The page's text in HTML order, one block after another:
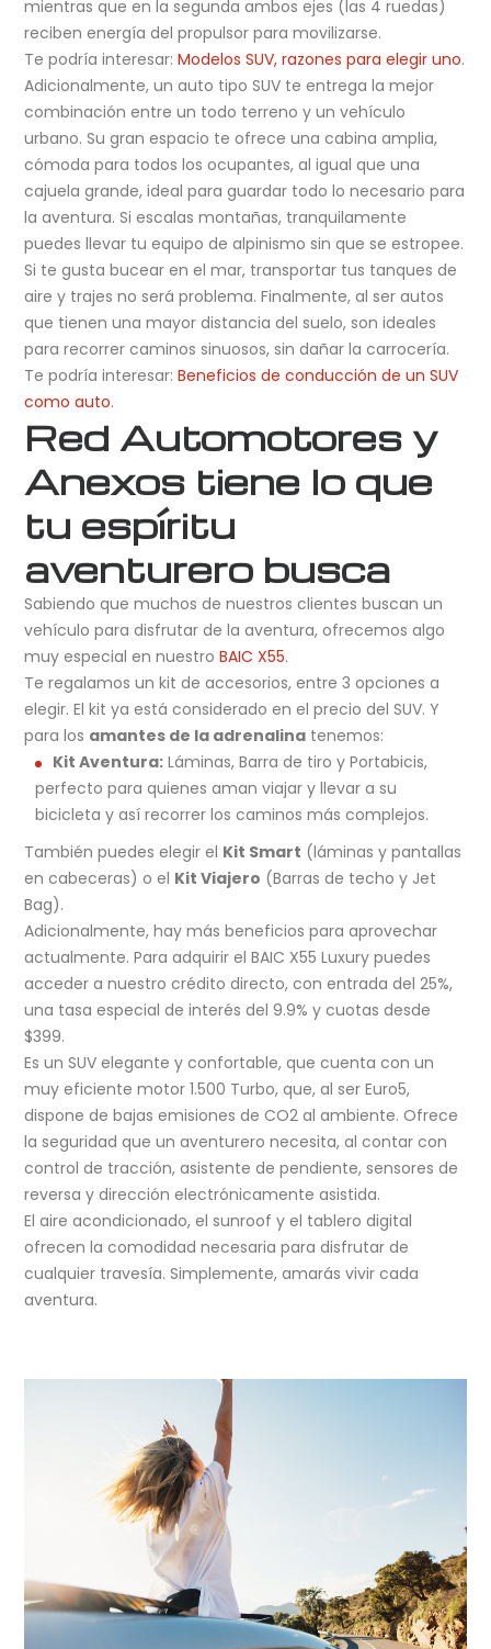
mientras que en la segunda ambos ejes (las 4 ruedas)
reciben energía del propulsor para movilizarse.
Te podría interesar:Modelos SUV, razones para elegir uno.
Adicionalmente, un auto tipo SUV te entrega la mejor
combinación entre un todo terreno y un vehículo
urbano. Su gran espacio te ofrece una cabina amplia,
cómoda para todos los ocupantes, al igual que una
cajuela grande, ideal para guardar todo lo necesario para
la aventura. Si escalas montañas, tranquilamente
puedes llevar tu equipo de alpinismo sin que se estropee.
Si te gusta bucear en el mar, transportar tus tanques de
aire y trajes no será problema. Finalmente, al ser autos
que tienen una mayor distancia del suelo, son ideales
para recorrer caminos sinuosos, sin dañar la carrocería.
Te podría interesar:Beneficios de conducción de un SUV
como auto.
Red Automotores y
Anexos tiene lo que
tu espíritu
aventurero busca
Sabiendo que muchos de nuestros clientes buscan un
vehículo para disfrutar de la aventura, ofrecemos algo
muy especial en nuestroBAIC X55.
Te regalamos un kit de accesorios, entre 3 opciones a
elegir. El kit ya está considerado en el precio del SUV. Y
para los amantes de la adrenalina tenemos:
Kit Aventura: Láminas, Barra de tiro y Portabicis,
perfecto para quienes aman viajar y llevar a su
bicicleta y así recorrer los caminos más complejos.
También puedes elegir el Kit Smart (láminas y pantallas
en cabeceras) o el Kit Viajero (Barras de techo y Jet
Bag).
Adicionalmente, hay más beneficios para aprovechar
actualmente. Para adquirir el BAIC X55 Luxury puedes
acceder a nuestro crédito directo, con entrada del 25%,
una tasa especial de interés del 9.9% y cuotas desde
$399.
Es un SUV elegante y confortable, que cuenta con un
muy eficiente motor 1.500 Turbo, que, al ser Euro5,
dispone de bajas emisiones de CO2 al ambiente. Ofrece
la seguridad que un aventurero necesita, al contar con
control de tracción, asistente de pendiente, sensores de
reversa y dirección electrónicamente asistida.
El aire acondicionado, el sunroof y el tablero digital
ofrecen la comodidad necesaria para disfrutar de
cualquier travesía. Simplemente, amarás vivir cada
aventura.